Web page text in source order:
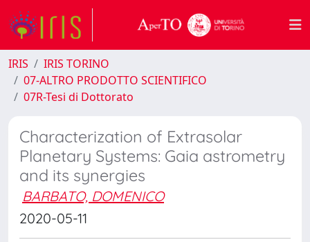
IRIS
IRIS TORINO
07-ALTRO PRODOTTO SCIENTIFICO
07R-Tesi di Dottorato
Characterization of Extrasolar
Planetary Systems: Gaia astrometry
and its synergies
BARBATO, DOMENICO
2020-05-11